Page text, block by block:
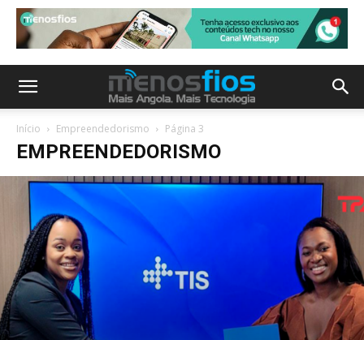
Início Empreendedorismo Página 3
EMPREENDEDORISMO